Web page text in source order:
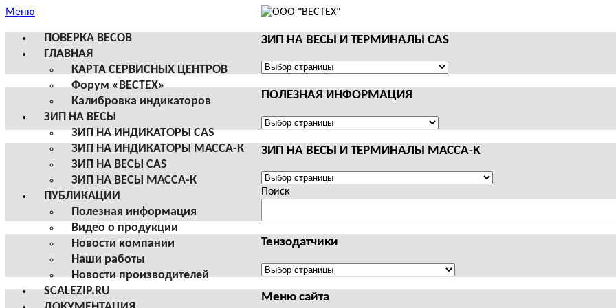
Меню
ПОВЕРКА ВЕСОВ
ГЛАВНАЯ
КАРТА СЕРВИСНЫХ ЦЕНТРОВ
Форум «ВЕСТЕХ»
Калибровка индикаторов
ЗИП НА ВЕСЫ
ЗИП НА ИНДИКАТОРЫ CAS
ЗИП НА ИНДИКАТОРЫ МАССА-К
ЗИП НА ВЕСЫ CAS
ЗИП НА ВЕСЫ МАССА-К
ПУБЛИКАЦИИ
Полезная информация
Видео о продукции
Новости компании
Наши работы
Новости производителей
SCALEZIP.RU
ЗИП НА ВЕСЫ И ТЕРМИНАЛЫ CAS
ЗИП
ВЕСЫ
ТЕРМИНАЛЫ
ПОЛЕЗНАЯ ИНФОРМАЦИЯ
ПОЛЕЗНАЯ
ЗИП НА ВЕСЫ И ТЕРМИНАЛЫ МАССА-К
ЗИП
НА
И
ТЕРМИНАЛЫ
МАССА-
Поиск
Тензодатчики
Тензодатчики
Меню сайта